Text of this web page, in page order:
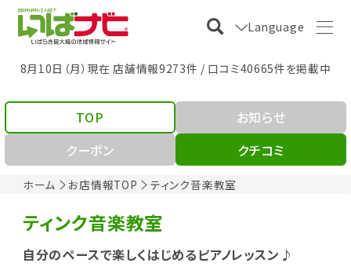
Language
8月10日（月）現在 店舗情報9273件 / 口コミ40665件を掲載中
ホーム お店情報TOP ティンク音楽教室
TOP
お知らせ
クーポン
クチコミ
ティンク音楽教室
自分のペースで楽しくはじめるピアノレッスン♪